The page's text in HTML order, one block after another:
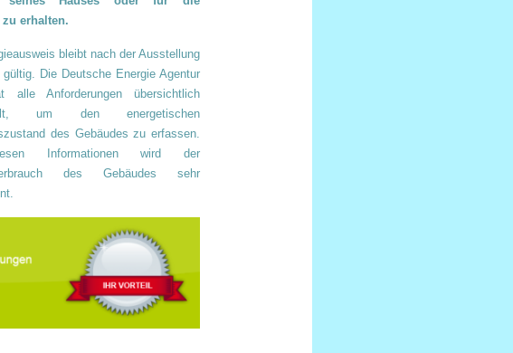
erhalten.
bleibt nach der Ausstellung
gültig. Die Deutsche Energie Agentur
Anforderungen übersichtlich
um den energetischen
des Gebäudes zu erfassen.
Informationen wird der
des Gebäudes sehr